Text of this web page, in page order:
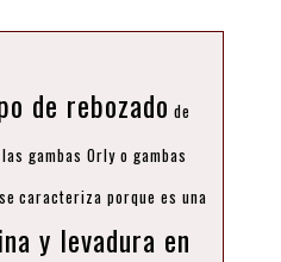
de rebozado de
gambas Orly o gambas
caracteriza porque es una
y levadura en